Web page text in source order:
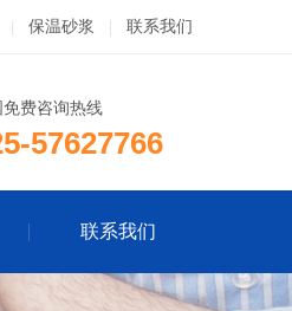
保温砂浆 联系我们
免费咨询热线
57627766
联系我们